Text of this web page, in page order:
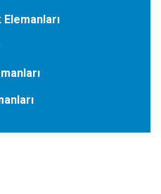
Elemanları